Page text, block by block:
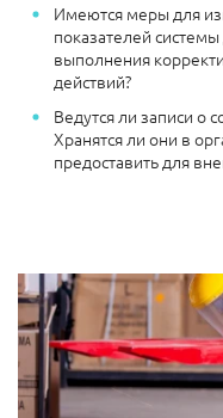
Имеются меры для
показателей
выполнения
действий?
Ведутся ли записи о
Хранятся ли они в
предоставить для